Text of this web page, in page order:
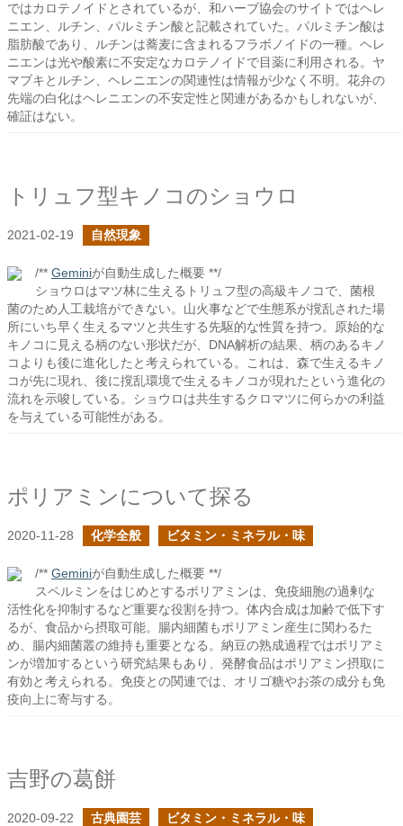
ではカロテノイドとされているが、和ハーブ協会のサイトではヘレ
ニエン、ルチン、パルミチン酸と記載されていた。パルミチン酸は
脂肪酸であり、ルチンは蕎麦に含まれるフラボノイドの一種。ヘレ
ニエンは光や酸素に不安定なカロテノイドで目薬に利用される。ヤ
マブキとルチン、ヘレニエンの関連性は情報が少なく不明。花弁の
先端の白化はヘレニエンの不安定性と関連があるかもしれないが、
確証はない。
トリュフ型キノコのショウロ
2021-02-19 自然現象
/** Geminiが自動生成した概要 **/
ショウロはマツ林に生えるトリュフ型の高級キノコで、菌根
菌のため人工栽培ができない。山火事などで生態系が撹乱された場
所にいち早く生えるマツと共生する先駆的な性質を持つ。原始的な
キノコに見える柄のない形状だが、DNA解析の結果、柄のあるキノ
コよりも後に進化したと考えられている。これは、森で生えるキノ
コが先に現れ、後に撹乱環境で生えるキノコが現れたという進化の
流れを示唆している。ショウロは共生するクロマツに何らかの利益
を与えている可能性がある。
ポリアミンについて探る
2020-11-28 化学全般 ビタミン・ミネラル・味
/** Geminiが自動生成した概要 **/
スペルミンをはじめとするポリアミンは、免疫細胞の過剰な
活性化を抑制するなど重要な役割を持つ。体内合成は加齢で低下す
るが、食品から摂取可能。腸内細菌もポリアミン産生に関わるた
め、腸内細菌叢の維持も重要となる。納豆の熟成過程ではポリアミ
ンが増加するという研究結果もあり、発酵食品はポリアミン摂取に
有効と考えられる。免疫との関連では、オリゴ糖やお茶の成分も免
疫向上に寄与する。
吉野の葛餅
2020-09-22 古典園芸 ビタミン・ミネラル・味